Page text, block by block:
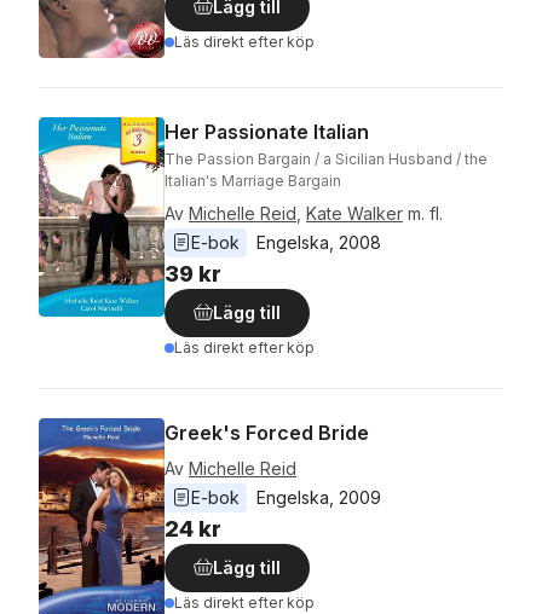
Lägg till
Läs direkt efter köp
Her Passionate Italian
The Passion Bargain / a Sicilian Husband / the
Italian's Marriage Bargain
Av Michelle Reid, Kate Walker m. fl.
E-bok
Engelska, 2008
39 kr
Lägg till
Läs direkt efter köp
Greek's Forced Bride
Av Michelle Reid
E-bok
Engelska, 2009
24 kr
Lägg till
Läs direkt efter köp